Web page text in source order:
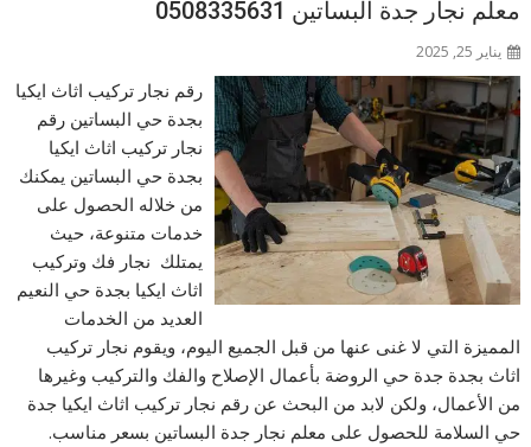
معلم نجار جدة البساتين 0508335631
يناير 25, 2025
رقم نجار تركيب اثاث ايكيا
بجدة حي البساتين رقم
نجار تركيب اثاث ايكيا
بجدة حي البساتين يمكنك
من خلاله الحصول على
خدمات متنوعة، حيث
يمتلك نجار فك وتركيب
اثاث ايكيا بجدة حي النعيم
العديد من الخدمات
المميزة التي لا غنى عنها من قبل الجميع اليوم، ويقوم نجار تركيب
اثاث بجدة جدة حي الروضة بأعمال الإصلاح والفك والتركيب وغيرها
من الأعمال، ولكن لابد من البحث عن رقم نجار تركيب اثاث ايكيا جدة
حي السلامة للحصول على معلم نجار جدة البساتين بسعر مناسب.